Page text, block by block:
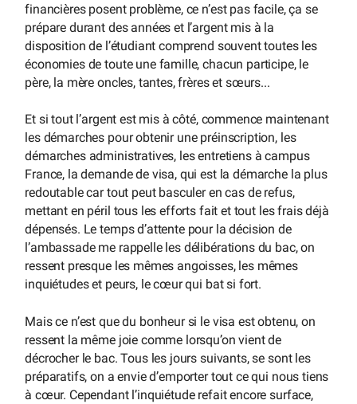
financières posent problème, ce n’est pas facile, ça se
prépare durant des années et l’argent mis à la
disposition de l’étudiant comprend souvent toutes les
économies de toute une famille, chacun participe, le
père, la mère oncles, tantes, frères et sœurs...
Et si tout l’argent est mis à côté, commence maintenant
les démarches pour obtenir une préinscription, les
démarches administratives, les entretiens à campus
France, la demande de visa, qui est la démarche la plus
redoutable car tout peut basculer en cas de refus,
mettant en péril tous les efforts fait et tout les frais déjà
dépensés. Le temps d’attente pour la décision de
l’ambassade me rappelle les délibérations du bac, on
ressent presque les mêmes angoisses, les mêmes
inquiétudes et peurs, le cœur qui bat si fort.
Mais ce n’est que du bonheur si le visa est obtenu, on
ressent la même joie comme lorsqu’on vient de
décrocher le bac. Tous les jours suivants, se sont les
préparatifs, on a envie d’emporter tout ce qui nous tiens
à cœur. Cependant l’inquiétude refait encore surface,